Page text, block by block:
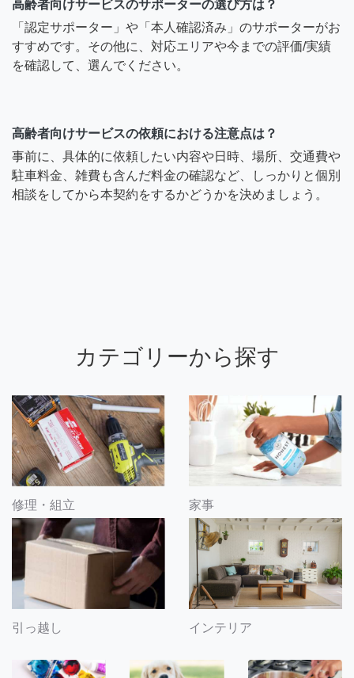
高齢者向けサービスのサポーターの選び方は？
「認定サポーター」や「本人確認済み」のサポーターがお
すすめです。その他に、対応エリアや今までの評価/実績
を確認して、選んでください。
高齢者向けサービスの依頼における注意点は？
事前に、具体的に依頼したい内容や日時、場所、交通費や
駐車料金、雑費も含んだ料金の確認など、しっかりと個別
相談をしてから本契約をするかどうかを決めましょう。
カテゴリーから探す
修理・組立 家事
引っ越し インテリア